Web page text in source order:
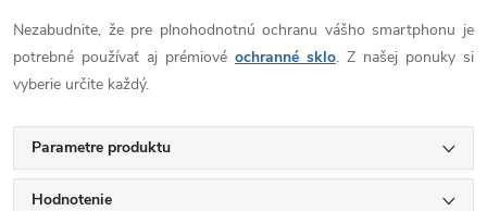
Nezabudnite, že pre plnohodnotnú ochranu vášho smartphonu je
potrebné používať aj prémiové ochranné sklo. Z našej ponuky si
vyberie určite každý.
Parametre produktu
Hodnotenie